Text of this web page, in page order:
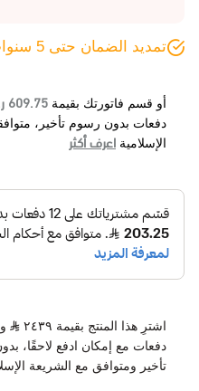
تمديد الضمان حتى 5 سنوات
أو قسم فاتورتك بقيمة 609.75 ر.س
دفعات بدون رسوم تأخير،
الإسلامية اعرف أكثر
اشترِ هذا المنتج بقيمة ٢٤٣٩
دفعات مع إمكان ادفع لاحقًا،
تأخير ومتوافق مع الشريعة